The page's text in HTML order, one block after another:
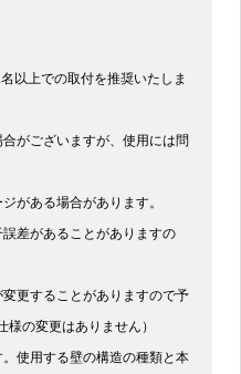
以上での取付を推奨いたしま
がございますが、使用には問
がある場合があります。
差があることがありますの
更することがありますので予
の変更はありません）
使用する壁の構造の種類と本